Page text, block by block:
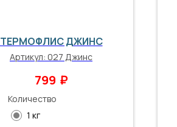
ТЕРМОФЛИС ДЖИНС
Артикул: 027 Джинс
799 ₽
Количество
1 кг